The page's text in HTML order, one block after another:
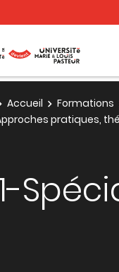
Accueil Formations
pratiques,